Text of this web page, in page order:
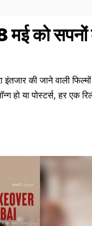
मई को
की जाने वाली
हो या पोस्टर्स, हर एक